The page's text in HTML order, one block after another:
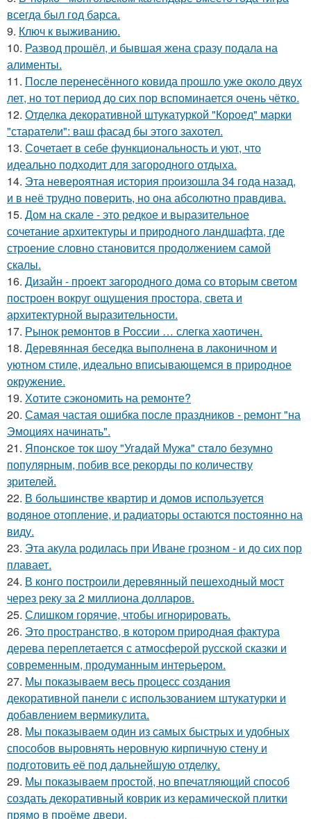
всегда был год барса.
9. Ключ к выживанию.
10. Развод прошёл, и бывшая жена сразу подала на
алименты.
11. После перенесённого ковида прошло уже около двух
лет, но тот период до сих пор вспоминается очень чётко.
12. Отделка декоративной штукатуркой "Короед" марки
"старатели": ваш фасад бы этого захотел.
13. Сочетает в себе функциональность и уют, что
идеально подходит для загородного отдыха.
14. Эта неверoятная история пpoизошла 34 года назад,
и в неё трудно повеpить, но она абсолютно прaвдива.
15. Дом на скале - это редкое и выразительное
сочетание архитектуры и природного ландшафта, где
строение словно становится продолжением самой
скалы.
16. Дизайн - проект загородного дома со вторым светом
построен вокруг ощущения простора, света и
архитектурной выразительности.
17. Рынок ремонтов в России … слегка хаотичен.
18. Деревянная беседка выполнена в лаконичном и
уютном стиле, идеально вписывающемся в природное
окружение.
19. Хотите сэкономить на ремонте?
20. Самая частая ошибка после праздников - ремонт "на
Эмоциях начинать".
21. Японское ток шоу "Угaдaй Мужa" стaло безумно
популярным, побив все рекорды по количеству
зрителей.
22. В большинстве квартир и домов используется
водяное отопление, и радиаторы остаются постоянно на
виду.
23. Эта акула родилась при Иване грозном - и до сих пор
плавает.
24. В конго построили деревянный пешеходный мост
через реку за 2 миллиона долларов.
25. Слишком горячие, чтобы игнорировать.
26. Это пространство, в котором природная фактура
дерева переплетается с атмосферой русской сказки и
современным, продуманным интерьером.
27. Мы показываем весь процесс создания
декоративной панели с использованием штукатурки и
добавлением вермикулита.
28. Мы показываем один из самых быстрых и удобных
способов выровнять неровную кирпичную стену и
подготовить её под дальнейшую отделку.
29. Мы показываем простой, но впечатляющий способ
создать декоративный коврик из керамической плитки
прямо в проёме двери.